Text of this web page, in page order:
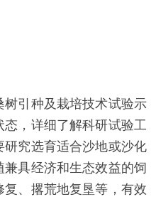
引种及栽培技术试验示
，详细了解科研试验工
究选育适合沙地或沙化
具经济和生态效益的饲
、撂荒地复垦等，有效